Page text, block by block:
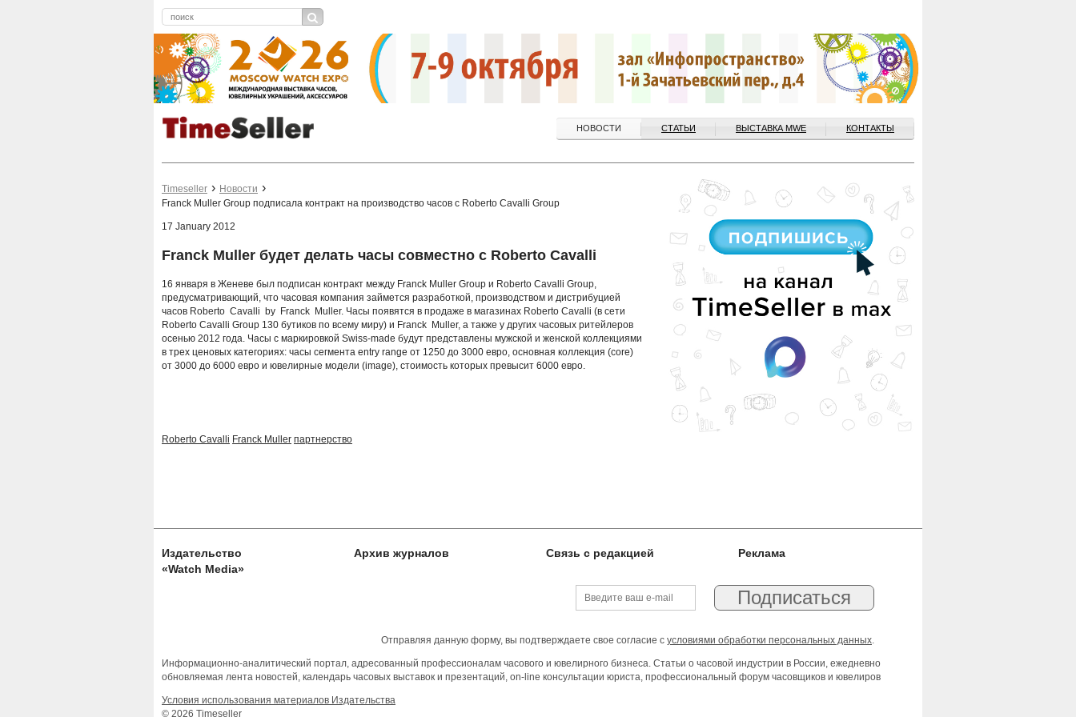
НОВОСТИ СТАТЬИ ВЫСТАВКА MWE КОНТАКТЫ
Timeseller
Новости
Franck Muller Group подписала контракт на производство часов с Roberto Cavalli Group
17 January 2012
Franck Muller будет делать часы совместно с Roberto Cavalli
16 января в Женеве был подписан контракт между Franck Muller Group и Roberto Cavalli Group,
предусматривающий, что часовая компания займется разработкой, производством и дистрибуцией
часов Roberto Cavalli by Franck Muller. Часы появятся в продаже в магазинах Roberto Cavalli (в сети
Roberto Cavalli Group 130 бутиков по всему миру) и Franck Muller, а также у других часовых ритейлеров
осенью 2012 года. Часы с маркировкой Swiss-made будут представлены мужской и женской коллекциями
в трех ценовых категориях: часы сегмента entry range от 1250 до 3000 евро, основная коллекция (core)
от 3000 до 6000 евро и ювелирные модели (image), стоимость которых превысит 6000 евро.
Roberto Cavalli Franck Muller партнерство
Издательство
«Watch Media»
Архив журналов Связь с редакцией Реклама
Отправляя данную форму, вы подтверждаете свое согласие с условиями обработки персональных данных.
Информационно-аналитический портал, адресованный профессионалам часового и ювелирного бизнеса. Статьи о часовой индустрии в России, ежедневно
обновляемая лента новостей, календарь часовых выставок и презентаций, on-line консультации юриста, профессиональный форум часовщиков и ювелиров
Условия использования материалов Издательства
© 2026 Timeseller